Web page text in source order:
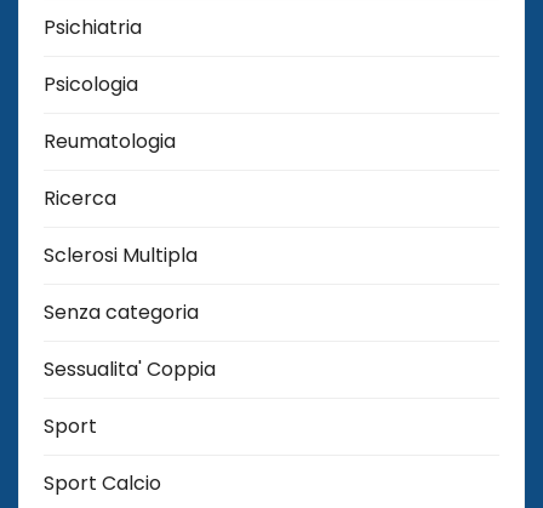
Psichiatria
Psicologia
Reumatologia
Ricerca
Sclerosi Multipla
Senza categoria
Sessualita' Coppia
Sport
Sport Calcio